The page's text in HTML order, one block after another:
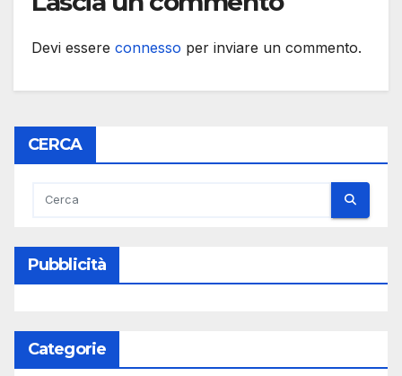
Devi essere connesso per inviare un commento.
CERCA
Pubblicità
Categorie